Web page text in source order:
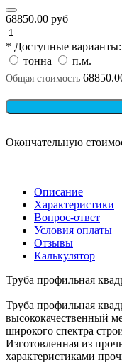
68850.00 руб
* Доступные варианты:
тонна
п.м.
Общая стоимость
Окончательную
Описание
Характеристики
Вопрос-ответ
Условия оплаты
Отзывы
Калькулятор
Труба профильная
Труба профильная
высококачественный
широкого спектра
Изготовленная из
характеристиками